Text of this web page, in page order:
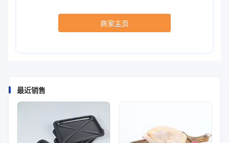
商家主页
最近销售